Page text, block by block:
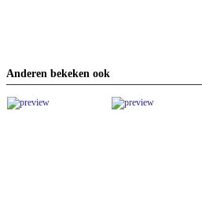
Anderen bekeken ook